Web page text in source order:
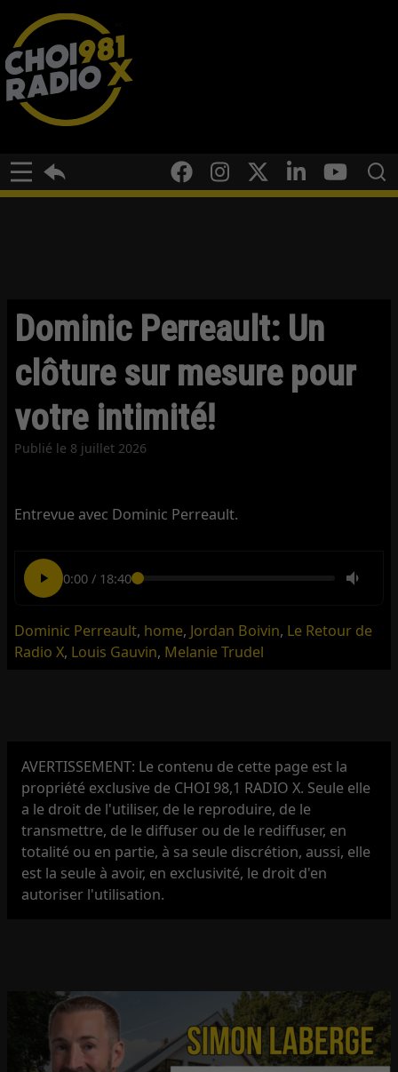
Dominic Perreault: Un
clôture sur mesure pour
votre intimité!
Publié le 8 juillet 2026
Entrevue avec Dominic Perreault.
0:00/ 18:40
Dominic Perreault, home, Jordan Boivin, Le Retour de
Radio X, Louis Gauvin, Melanie Trudel
AVERTISSEMENT: Le contenu de cette page est la
propriété exclusive de CHOI 98,1 RADIO X. Seule elle
a le droit de l'utiliser, de le reproduire, de le
transmettre, de le diffuser ou de le rediffuser, en
totalité ou en partie, à sa seule discrétion, aussi, elle
est la seule à avoir, en exclusivité, le droit d'en
autoriser l'utilisation.